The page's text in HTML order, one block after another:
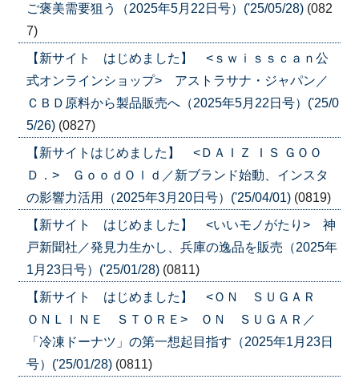
ご褒美需要狙う（2025年5月22日号）('25/05/28) (082
7)
【新サイト はじめました】 <ｓｗｉｓｓｃａｎ公
式オンラインショップ> アストラサナ・ジャパン／
ＣＢＤ原料から製品販売へ（2025年5月22日号）('25/0
5/26) (0827)
【新サイトはじめました】 <ＤＡＩＺ ＩＳ ＧＯＯ
Ｄ．> ＧｏｏｄＯｌｄ／新ブランド始動、インスタ
の影響力活用（2025年3月20日号）('25/04/01) (0819)
【新サイト はじめました】 <いいモノがたり> 神
戸新聞社／発見力生かし、兵庫の逸品を販売（2025年
1月23日号）('25/01/28) (0811)
【新サイト はじめました】 <ＯＮ ＳＵＧＡＲ
ＯＮＬＩＮＥ ＳＴＯＲＥ> ＯＮ ＳＵＧＡＲ／
「冷凍ドーナツ」の第一想起目指す（2025年1月23日
号）('25/01/28) (0811)